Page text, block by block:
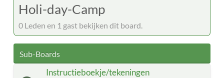
Holi-day-Camp
0 Leden en 1 gast bekijken dit board.
Sub-Boards
Instructieboekje/tekeningen